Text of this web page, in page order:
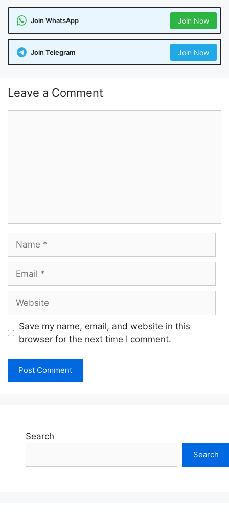
Join WhatsApp Join Now
Join Telegram Join Now
Leave a Comment
Name
Email
Website
Save my name, email, and website in this
browser for the next time I comment.
Search
Search